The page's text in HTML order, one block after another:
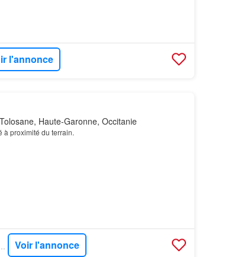
l'annonce
Haute-Garonne, Occitanie
proximité du terrain.
Voir l'annonce